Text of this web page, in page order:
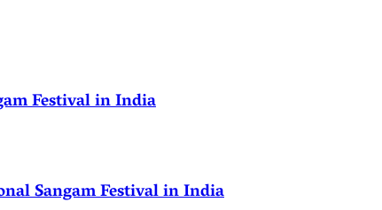
Festival in India
Sangam Festival in India